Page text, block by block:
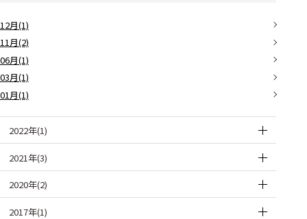
12月(1)
11月(2)
06月(1)
03月(1)
01月(1)
2022年(1)
2021年(3)
2020年(2)
2017年(1)